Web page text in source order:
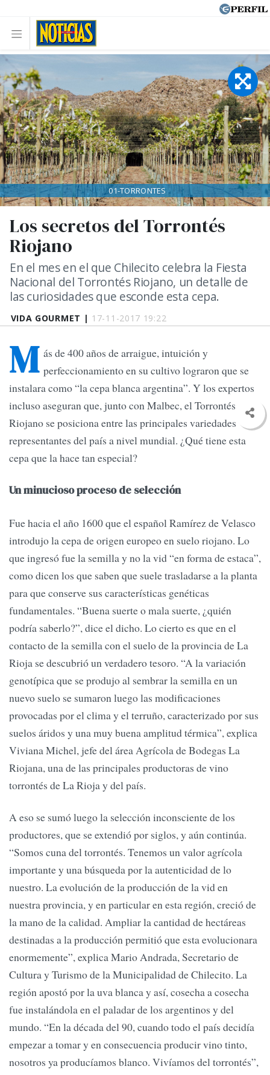
VIDA GOURMET | 17-11-2017 19:22
Los secretos del Torrontés
Riojano
En el mes en el que Chilecito celebra la Fiesta
Nacional del Torrontés Riojano, un detalle de
las curiosidades que esconde esta cepa.
01-TORRONTES
M ás de 400 años de arraigue, intuición y
perfeccionamiento en su cultivo lograron que se
instalara como “la cepa blanca argentina”. Y los expertos
incluso aseguran que, junto con Malbec, el Torrontés
Riojano se posiciona entre las principales variedades
representantes del país a nivel mundial. ¿Qué tiene esta
cepa que la hace tan especial?
Un minucioso proceso de selección
Fue hacia el año 1600 que el español Ramírez de Velasco
introdujo la cepa de origen europeo en suelo riojano. Lo
que ingresó fue la semilla y no la vid “en forma de estaca”,
como dicen los que saben que suele trasladarse a la planta
para que conserve sus características genéticas
fundamentales. “Buena suerte o mala suerte, ¿quién
podría saberlo?”, dice el dicho. Lo cierto es que en el
contacto de la semilla con el suelo de la provincia de La
Rioja se descubrió un verdadero tesoro. “A la variación
genotípica que se produjo al sembrar la semilla en un
nuevo suelo se sumaron luego las modificaciones
provocadas por el clima y el terruño, caracterizado por sus
suelos áridos y una muy buena amplitud térmica”, explica
Viviana Michel, jefe del área Agrícola de Bodegas La
Riojana, una de las principales productoras de vino
torrontés de La Rioja y del país.
A eso se sumó luego la selección inconsciente de los
productores, que se extendió por siglos, y aún continúa.
“Somos cuna del torrontés. Tenemos un valor agrícola
importante y una búsqueda por la autenticidad de lo
nuestro. La evolución de la producción de la vid en
nuestra provincia, y en particular en esta región, creció de
la mano de la calidad. Ampliar la cantidad de hectáreas
destinadas a la producción permitió que esta evolucionara
enormemente”, explica Mario Andrada, Secretario de
Cultura y Turismo de la Municipalidad de Chilecito. La
región apostó por la uva blanca y así, cosecha a cosecha
fue instalándola en el paladar de los argentinos y del
mundo. “En la década del 90, cuando todo el país decidía
empezar a tomar y en consecuencia producir vino tinto,
nosotros ya producíamos blanco. Vivíamos del torrontés”,